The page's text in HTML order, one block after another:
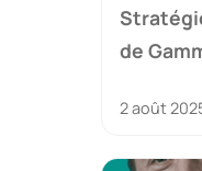
de
2 août